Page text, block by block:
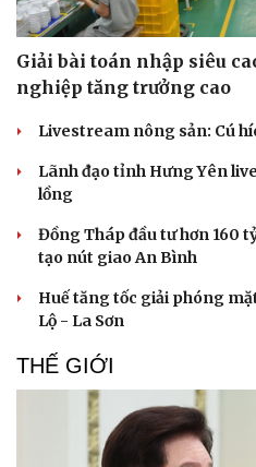
Ăn sạch sống khỏe
Giải bài toán nhập siêu
nghiệp tăng trưởng cao
Livestream nông sản: Cú
Lãnh đạo tỉnh Hưng Yên
lồng
Đồng Tháp đầu tư hơn 160
tạo nút giao An Bình
Huế tăng tốc giải phóng
Lộ - La Sơn
THẾ GIỚI